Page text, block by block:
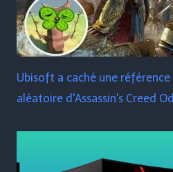
Ubisoft a caché une référence
aléatoire d'Assassin's Creed